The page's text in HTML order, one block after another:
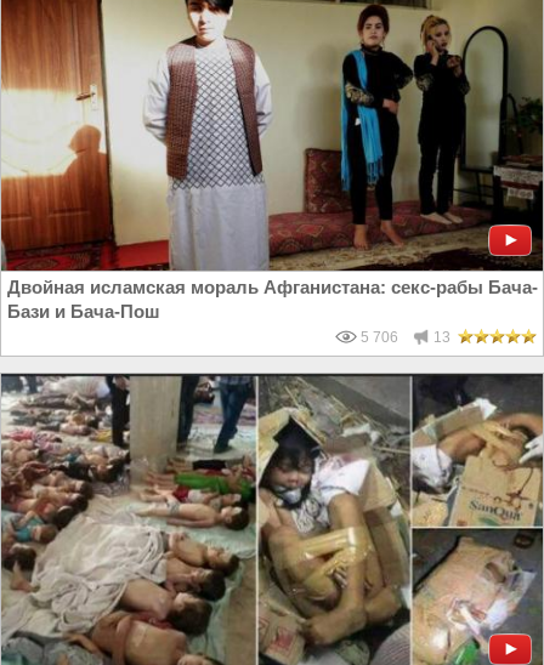
Двойная исламская мораль Афганистана: секс-рабы Бача-
Бази и Бача-Пош
5 706 13